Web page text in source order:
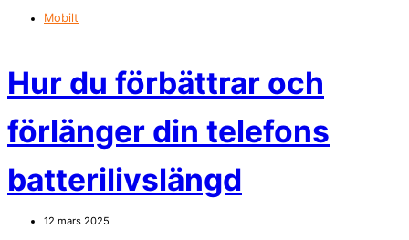
Mobilt
Hur du förbättrar och
förlänger din telefons
batterilivslängd
12 mars 2025